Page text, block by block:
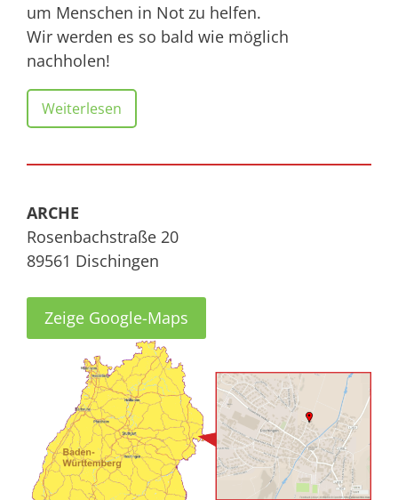
um Menschen in Not zu helfen.
Wir werden es so bald wie möglich
nachholen!
Weiterlesen
ARCHE
Rosenbachstraße 20
89561 Dischingen
Zeige Google-Maps